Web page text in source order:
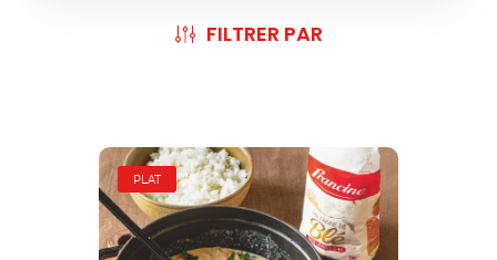
FILTRER PAR
PLAT